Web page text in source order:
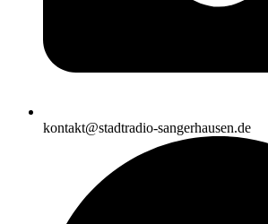
kontakt@stadtradio-sangerhausen.de